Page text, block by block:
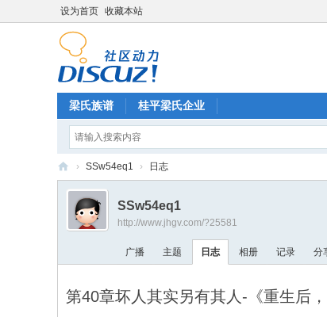
设为首页 收藏本站
梁氏族谱 桂平梁氏企业
梁
论
› SSw54eq1 › 日志
SSw54eq1
http://www.jhgv.com/?25581
广播 主题 日志 相册 记录 分
第40章坏人其实另有其人-《重生后